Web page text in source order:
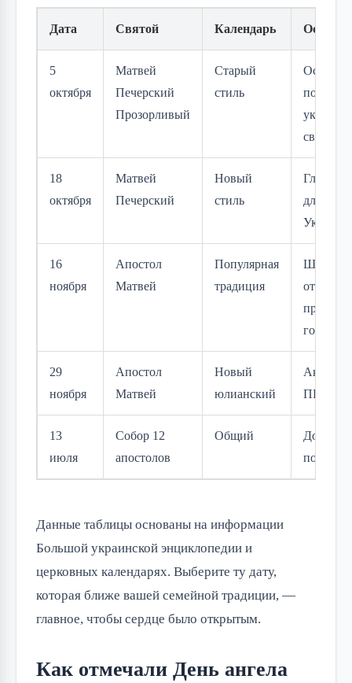
Дата Святой Календарь
5
октября
Матвей
Печерский
Прозорливый
Старый
стиль
Осеннее
святого
18
октября
Матвей
Печерский
Новый
стиль
Главный
для
Украине
16
ноября
Апостол
Матвей
Популярная
традиция
Широко
годы
29
ноября
Апостол
Матвей
Новый
юлианский
ПЦУ
13
июля
Собор 12
апостолов
Общий
Данные таблицы основаны на информации
Большой украинской энциклопедии и
церковных календарях. Выберите ту дату,
которая ближе вашей семейной традиции, —
главное, чтобы сердце было открытым.
Как отмечали День ангела